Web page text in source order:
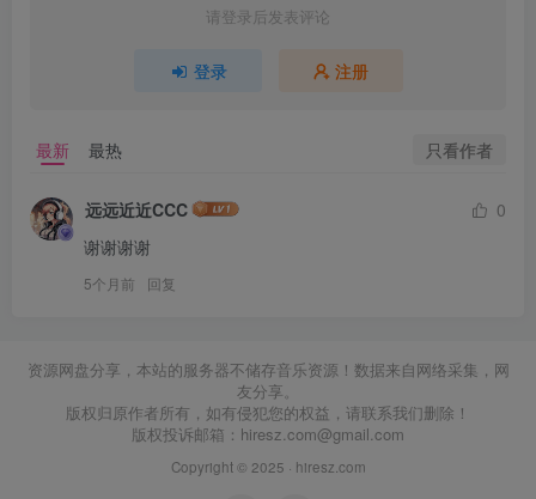
请登录后发表评论
登录 注册
最新 最热 只看作者
远远近近CCC
0
谢谢谢谢
5个月前 回复
资源网盘分享，本站的服务器不储存音乐资源！数据来自网络采集，网
友分享。
版权归原作者所有，如有侵犯您的权益，请联系我们删除！
版权投诉邮箱： hiresz.com@gmail.com
Copyright © 2025 · hiresz.com